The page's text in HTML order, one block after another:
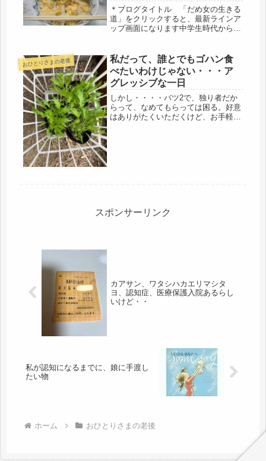
＊ブログタイトル 「だめ女の生きる
道」をクリックすると、最新ラインア
ップ画面になります中学生時代からの
合いで、50数年。自慢の友人だ。（ス
ポーツ万能）彼女は、40代後半で夫...
おひとりさまの老後
私だって、誰とでもゴハン食
べたいわけじゃない・・・ア
グレッシブな一日
しかし・・・・バツ2で、独り者だか
らって、なめてもらっては困る。好意
はありがたくいただくけど、お手軽な
スポンサーリンク
カアサン、ワタシハカエリマシタ
ヨ、認知症、医療保護入院あるらし
いけど・・
私が認知になるまでに、娘に手渡し
たい物
ホーム おひとりさまの老後